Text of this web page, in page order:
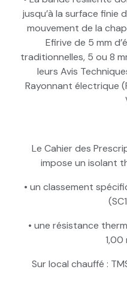
jusqu’à la surface
mouvement de la
Efirive de 5 mm
traditionnelles, 5 ou 8
leurs Avis
Rayonnant électrique
Le Cahier des
impose un isolant
• un classement
• une résistance
1,00
Sur local chauffé :